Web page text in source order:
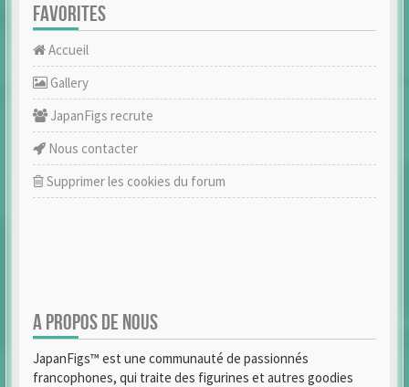
FAVORITES
Accueil
Gallery
JapanFigs recrute
Nous contacter
Supprimer les cookies du forum
A PROPOS DE NOUS
JapanFigs™ est une communauté de passionnés
francophones, qui traite des figurines et autres goodies